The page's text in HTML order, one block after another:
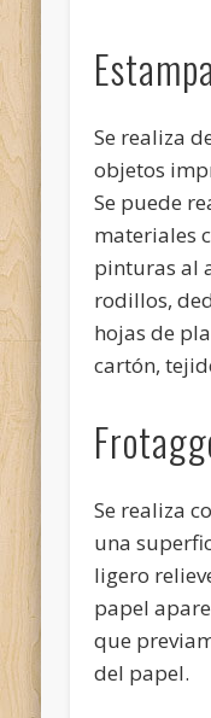
Se realiza
objetos
Se puede
materiales
pinturas al
rodillos,
hojas de
cartón,
Se realiza
una
ligero
papel
que
del papel.